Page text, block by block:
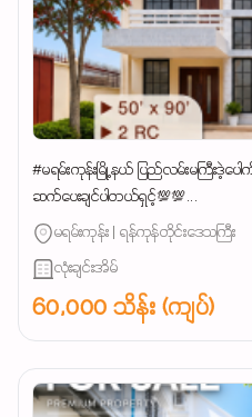
#မရမ်းကုန်းမြို့နယ် ပြည်လမ်းမကြီးဒဲ့ပ
ဆက်ပေးချင်ပါတယ်ရှင့်💯💯...
မရမ်းကုန်း | ရန်ကုန်တိုင်းဒေသကြီး
လုံးချင်းအိမ်
60,000 သိန်း (ကျပ်)